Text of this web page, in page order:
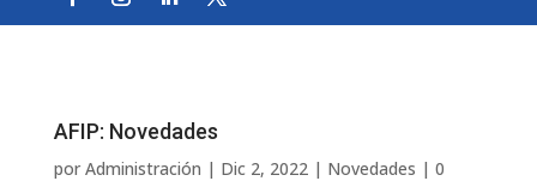
AFIP: Novedades
por Administración | Dic 2, 2022| Novedades | 0